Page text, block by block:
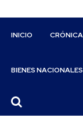
INICIO
BIENES NACIONALES